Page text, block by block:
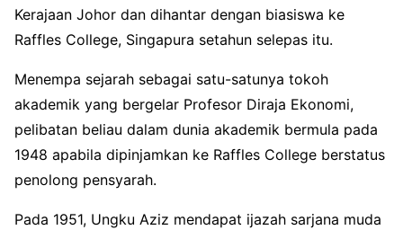
Kerajaan Johor dan dihantar dengan biasiswa ke
Raffles College, Singapura setahun selepas itu.
Menempa sejarah sebagai satu-satunya tokoh
akademik yang bergelar Profesor Diraja Ekonomi,
pelibatan beliau dalam dunia akademik bermula pada
1948 apabila dipinjamkan ke Raffles College berstatus
penolong pensyarah.
Pada 1951, Ungku Aziz mendapat ijazah sarjana muda